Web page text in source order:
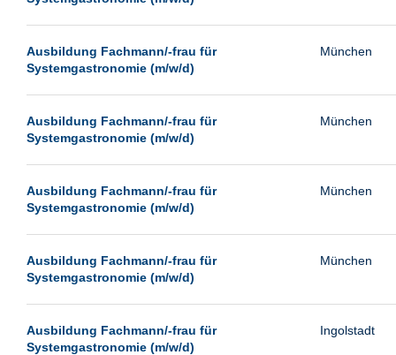
Wust/Brandenburg
Ausbildung Fachmann/-frau für
Systemgastronomie (m/w/d)
München
Ausbildung Fachmann/-frau für
Systemgastronomie (m/w/d)
München
Ausbildung Fachmann/-frau für
Systemgastronomie (m/w/d)
München
Ausbildung Fachmann/-frau für
Systemgastronomie (m/w/d)
München
Ausbildung Fachmann/-frau für
Systemgastronomie (m/w/d)
Ingolstadt